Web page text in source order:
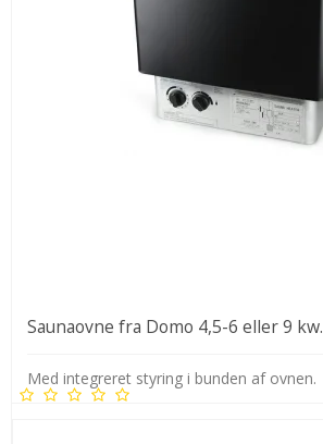
Saunaovne fra Domo 4,5-6 eller 9 kw.
Med integreret styring i bunden af ovnen.